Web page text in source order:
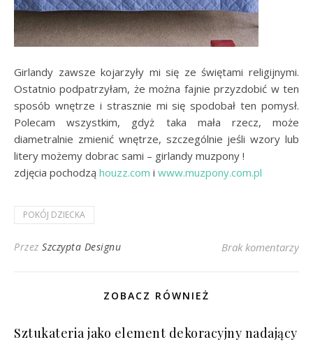
Girlandy zawsze kojarzyły mi się ze świętami religijnymi.
Ostatnio podpatrzyłam, że można fajnie przyzdobić w ten
sposób wnętrze i strasznie mi się spodobał ten pomysł.
Polecam wszystkim, gdyż taka mała rzecz, może
diametralnie zmienić wnętrze, szczególnie jeśli wzory lub
litery możemy dobrac sami – girlandy muzpony !
zdjęcia pochodzą houzz.com i www.muzpony.com.pl
POKÓJ DZIECKA
Przez Szczypta Designu Brak komentarzy
ZOBACZ RÓWNIEŻ
Sztukateria jako element dekoracyjny nadający